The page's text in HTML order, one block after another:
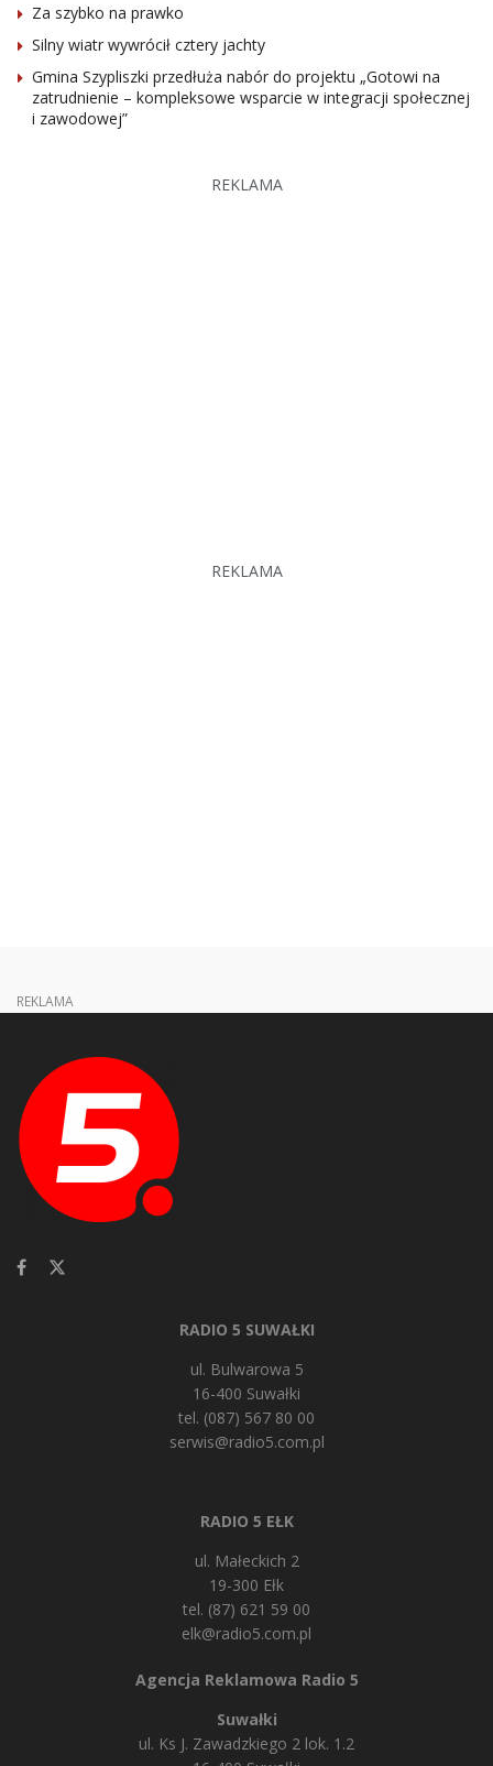
Za szybko na prawko
Silny wiatr wywrócił cztery jachty
Gmina Szypliszki przedłuża nabór do projektu „Gotowi na
zatrudnienie – kompleksowe wsparcie w integracji społecznej
i zawodowej”
REKLAMA
REKLAMA
REKLAMA
RADIO 5 SUWAŁKI
ul. Bulwarowa 5
16-400 Suwałki
tel. (087) 567 80 00
serwis@radio5.com.pl
RADIO 5 EŁK
ul. Małeckich 2
19-300 Ełk
tel. (87) 621 59 00
elk@radio5.com.pl
Agencja Reklamowa Radio 5
Suwałki
ul. Ks J. Zawadzkiego 2 lok. 1.2